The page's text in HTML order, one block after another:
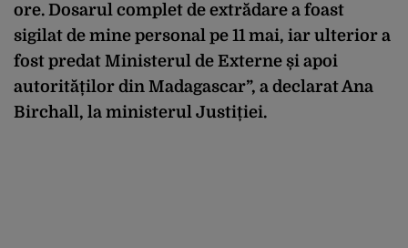
ore. Dosarul complet de extrădare a foast
sigilat de mine personal pe 11 mai, iar ulterior a
fost predat Ministerul de Externe și apoi
autorităților din Madagascar”, a declarat Ana
Birchall, la ministerul Justiției.